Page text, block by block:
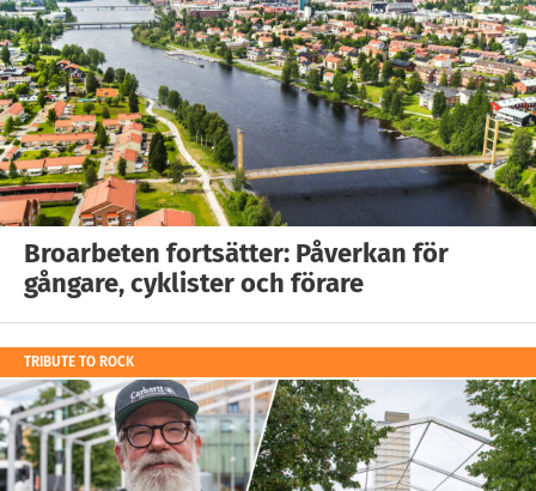
Broarbeten fortsätter: Påverkan för
gångare, cyklister och förare
TRIBUTE TO ROCK